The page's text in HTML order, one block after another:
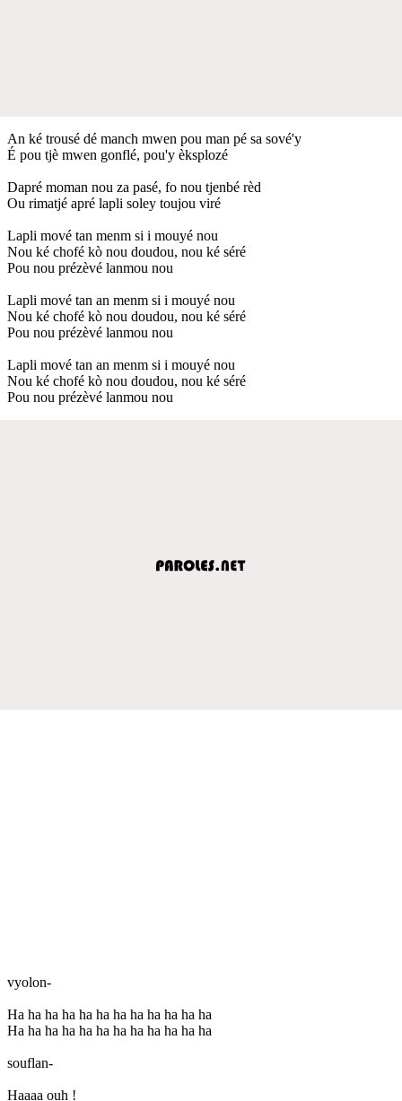
An ké trousé dé manch mwen pou man pé sa sové'y
É pou tjè mwen gonflé, pou'y èksplozé
Dapré moman nou za pasé, fo nou tjenbé rèd
Ou rimatjé apré lapli soley toujou viré
Lapli mové tan menm si i mouyé nou
Nou ké chofé kò nou doudou, nou ké séré
Pou nou prézèvé lanmou nou
Lapli mové tan an menm si i mouyé nou
Nou ké chofé kò nou doudou, nou ké séré
Pou nou prézèvé lanmou nou
Lapli mové tan an menm si i mouyé nou
Nou ké chofé kò nou doudou, nou ké séré
Pou nou prézèvé lanmou nou
vyolon-
Ha ha ha ha ha ha ha ha ha ha ha ha
Ha ha ha ha ha ha ha ha ha ha ha ha
souflan-
Haaaa ouh !